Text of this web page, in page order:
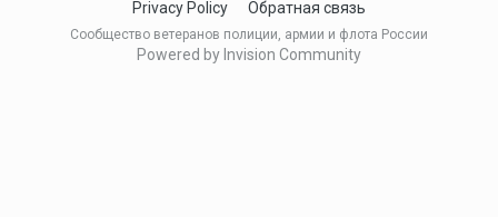
Privacy Policy Обратная связь
Сообщество ветеранов полиции, армии и флота России
Powered by Invision Community